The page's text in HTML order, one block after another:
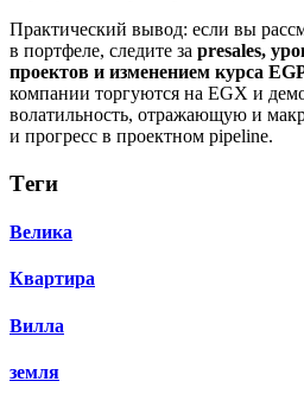
Практический вывод: если вы
в портфеле, следите за presales,
проектов и изменением курса
компании торгуются на EGX и
волатильность, отражающую и
и прогресс в проектном pipeline.
Тeги
Велика
Квартира
Вилла
земля